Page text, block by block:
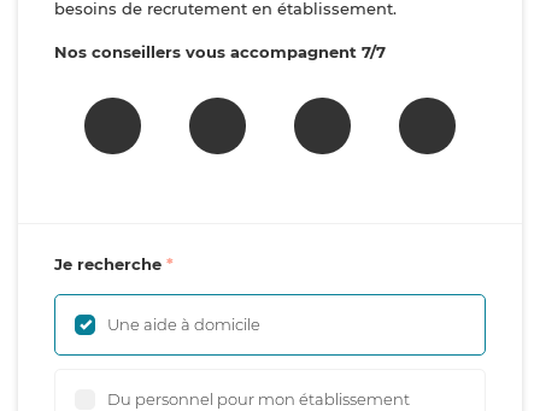
besoins de recrutement en établissement.
Nos conseillers vous accompagnent 7/7
Je recherche
Une aide à domicile
Du personnel pour mon établissement